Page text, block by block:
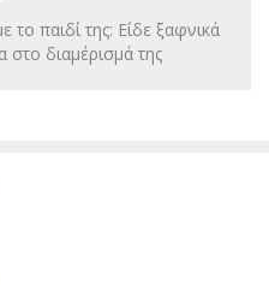
το παιδί της: Είδε ξαφνικά
διαμέρισμά της